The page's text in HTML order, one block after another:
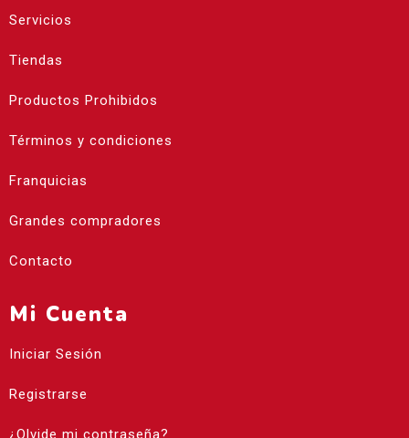
Servicios
Tiendas
Productos Prohibidos
Términos y condiciones
Franquicias
Grandes compradores
Contacto
Mi Cuenta
Iniciar Sesión
Registrarse
¿Olvide mi contraseña?